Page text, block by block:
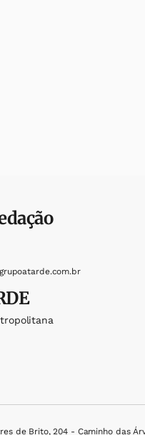
de Brito, 204 - Caminho das